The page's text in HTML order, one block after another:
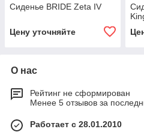
Сиденье BRIDE Zeta IV
Цену уточняйте
О нас
Рейтинг не сформирован
Менее 5 отзывов за
Работает с 28.01.2010